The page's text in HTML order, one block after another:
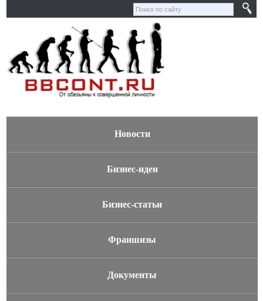
Новости
Бизнес-идеи
Бизнес-статьи
Франшизы
Документы